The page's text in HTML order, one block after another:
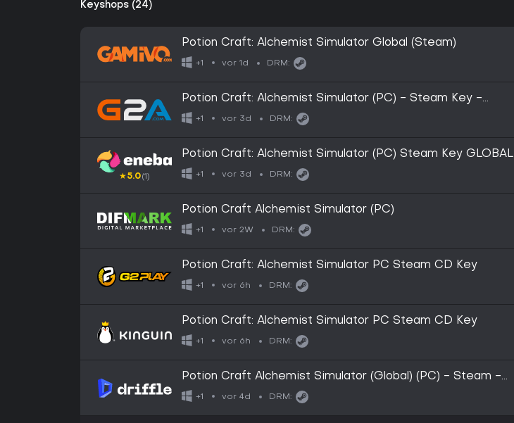
Keyshops (24)
Potion Craft: Alchemist Simulator Global (Steam)
+1 vor 1d DRM:
Potion Craft: Alchemist Simulator (PC) - Steam Key -
GLOBAL
+1 vor 3d DRM:
★5.0(1)
Potion Craft: Alchemist Simulator (PC) Steam Key GLOBAL
+1 vor 3d DRM:
Potion Craft Alchemist Simulator (PC)
+1 vor 2W DRM:
Potion Craft: Alchemist Simulator PC Steam CD Key
+1 vor 6h DRM:
Potion Craft: Alchemist Simulator PC Steam CD Key
+1 vor 6h DRM:
Potion Craft Alchemist Simulator (Global) (PC) - Steam -
Digital Key
+1 vor 4d DRM: